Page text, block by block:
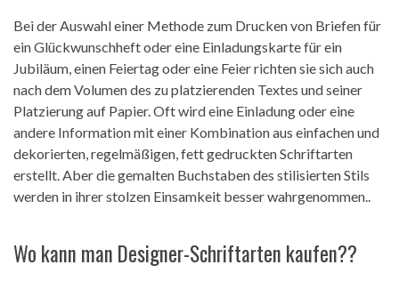
Bei der Auswahl einer Methode zum Drucken von Briefen für
ein Glückwunschheft oder eine Einladungskarte für ein
Jubiläum, einen Feiertag oder eine Feier richten sie sich auch
nach dem Volumen des zu platzierenden Textes und seiner
Platzierung auf Papier. Oft wird eine Einladung oder eine
andere Information mit einer Kombination aus einfachen und
dekorierten, regelmäßigen, fett gedruckten Schriftarten
erstellt. Aber die gemalten Buchstaben des stilisierten Stils
werden in ihrer stolzen Einsamkeit besser wahrgenommen..
Wo kann man Designer-Schriftarten kaufen??